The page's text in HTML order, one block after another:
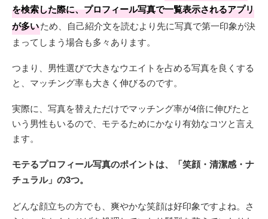
を検索した際に、プロフィール写真で一覧表示されるアプリ
が多いため、自己紹介文を読むより先に写真で第一印象が決
まってしまう場合も多々あります。
つまり、男性選びで大きなウエイトを占める写真を良くする
と、マッチング率も大きく伸びるのです。
実際に、写真を替えただけでマッチング率が4倍に伸びたと
いう男性もいるので、モテるためにかなり有効なコツと言え
ます。
モテるプロフィール写真のポイントは、「笑顔・清潔感・ナ
チュラル」の3つ。
どんな顔立ちの方でも、爽やかな笑顔は好印象ですよね。さ